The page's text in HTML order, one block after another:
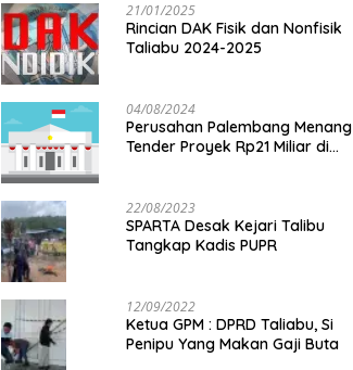
21/01/2025
Rincian DAK Fisik dan Nonfisik
Taliabu 2024-2025
04/08/2024
Perusahan Palembang Menang
Tender Proyek Rp21 Miliar di
22/08/2023
SPARTA Desak Kejari Talibu
Tangkap Kadis PUPR
12/09/2022
Ketua GPM : DPRD Taliabu, Si
Penipu Yang Makan Gaji Buta